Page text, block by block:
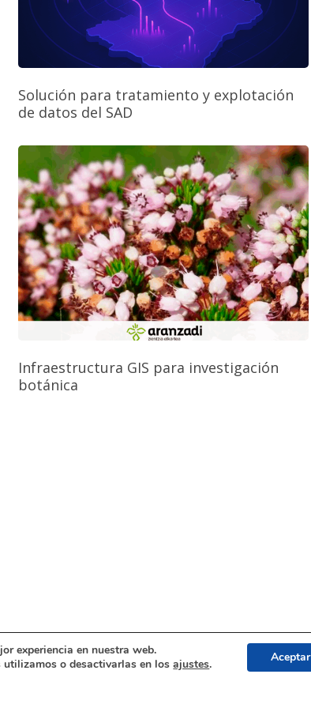
Solución para tratamiento y explotación
de datos del SAD
Infraestructura GIS para investigación
botánica
experiencia en nuestra web.
utilizamos o desactivarlas en losajustes. Aceptar